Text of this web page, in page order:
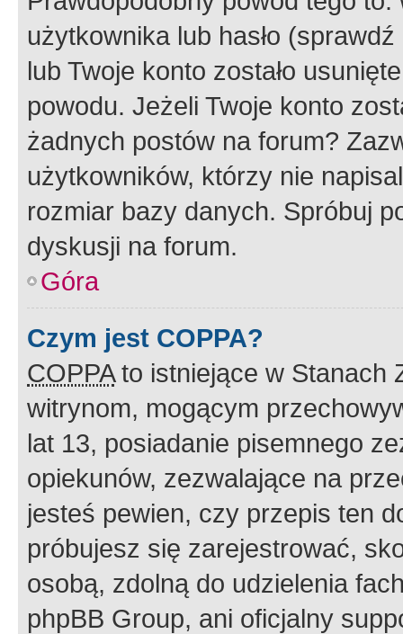
użytkownika lub hasło
lub Twoje konto zostało
powodu. Jeżeli Twoje konto
żadnych postów na forum?
użytkowników, którzy nie
rozmiar bazy danych. Spróbuj
dyskusji na forum.
Góra
Czym jest COPPA?
COPPAto istniejące w Stanach
witrynom, mogącym
lat 13, posiadanie pisemnego
opiekunów, zezwalające na
jesteś pewien, czy przepis ten
próbujesz się zarejestrować,
osobą, zdolną do udzielenia
phpBB Group, ani oficjalny